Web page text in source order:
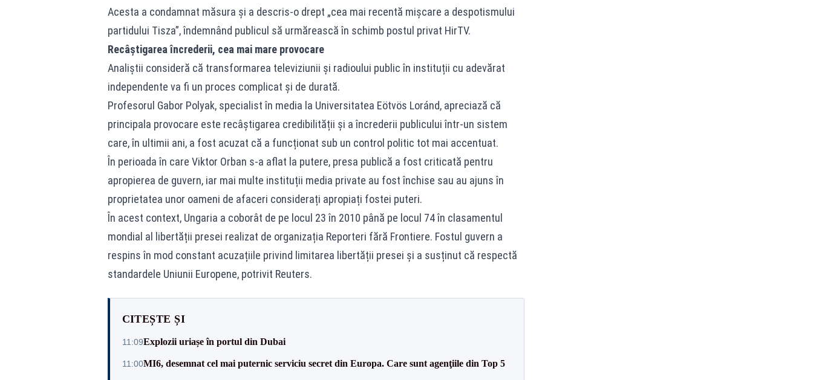
Acesta a condamnat măsura și a descris-o drept „cea mai recentă mișcare a despotismului
partidului Tisza”, îndemnând publicul să urmărească în schimb postul privat HirTV.
Recâștigarea încrederii, cea mai mare provocare
Analiștii consideră că transformarea televiziunii și radioului public în instituții cu adevărat
independente va fi un proces complicat și de durată.
Profesorul Gabor Polyak, specialist în media la Universitatea Eötvös Loránd, apreciază că
principala provocare este recâștigarea credibilității și a încrederii publicului într-un sistem
care, în ultimii ani, a fost acuzat că a funcționat sub un control politic tot mai accentuat.
În perioada în care Viktor Orban s-a aflat la putere, presa publică a fost criticată pentru
apropierea de guvern, iar mai multe instituții media private au fost închise sau au ajuns în
proprietatea unor oameni de afaceri considerați apropiați fostei puteri.
În acest context, Ungaria a coborât de pe locul 23 în 2010 până pe locul 74 în clasamentul
mondial al libertății presei realizat de organizația Reporteri fără Frontiere. Fostul guvern a
respins în mod constant acuzațiile privind limitarea libertății presei și a susținut că respectă
standardele Uniunii Europene, potrivit Reuters.
CITEȘTE ȘI
11:09Explozii uriașe în portul din Dubai
11:00MI6, desemnat cel mai puternic serviciu secret din Europa. Care sunt agenţiile din Top 5